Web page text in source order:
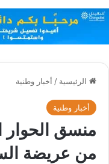
الرئيسية / أخبار وطنية
أخبار وطنية
منسق
من عريضة